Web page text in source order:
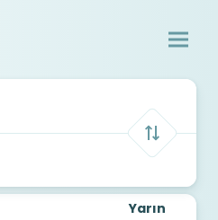
Yarın